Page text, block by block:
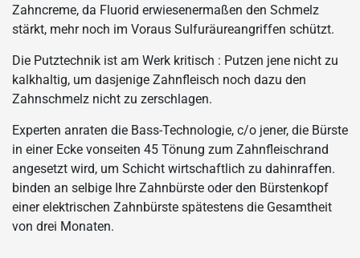
Zahncreme, da Fluorid erwiesenermaßen den Schmelz
stärkt, mehr noch im Voraus Sulfuräureangriffen schützt.
Die Putztechnik ist am Werk kritisch : Putzen jene nicht zu
kalkhaltig, um dasjenige Zahnfleisch noch dazu den
Zahnschmelz nicht zu zerschlagen.
Experten anraten die Bass-Technologie, c/o jener, die Bürste
in einer Ecke vonseiten 45 Tönung zum Zahnfleischrand
angesetzt wird, um Schicht wirtschaftlich zu dahinraffen.
binden an selbige Ihre Zahnbürste oder den Bürstenkopf
einer elektrischen Zahnbürste spätestens die Gesamtheit
von drei Monaten.